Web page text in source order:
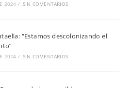
2024 / SIN COMENTARIOS
“Estamos descolonizando el
2024 / SIN COMENTARIOS